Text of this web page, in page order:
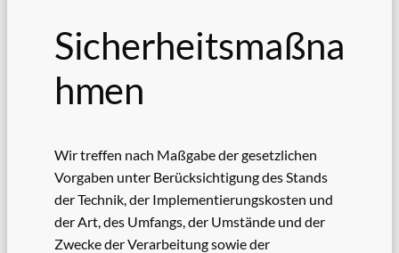
Sicherheitsmaßna
hmen
Wir treffen nach Maßgabe der gesetzlichen
Vorgaben unter Berücksichtigung des Stands
der Technik, der Implementierungskosten und
der Art, des Umfangs, der Umstände und der
Zwecke der Verarbeitung sowie der